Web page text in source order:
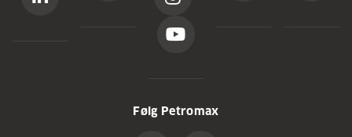
Følg Petromax